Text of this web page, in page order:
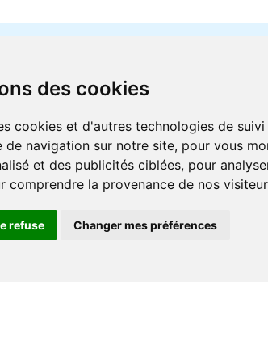
des cookies
cookies et d'autres technologies de
de navigation sur notre site, pour vous
et des publicités ciblées, pour
comprendre la provenance de nos
refuse Changer mes préférences